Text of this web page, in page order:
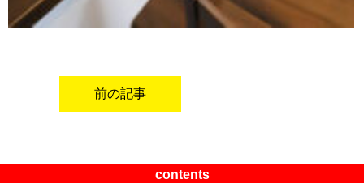
前の記事
contents